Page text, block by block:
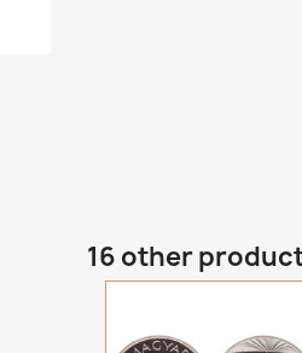
16 other